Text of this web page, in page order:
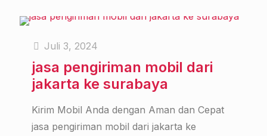
Juli 3, 2024
jasa pengiriman mobil dari
jakarta ke surabaya
Kirim Mobil Anda dengan Aman dan Cepat
jasa pengiriman mobil dari jakarta ke